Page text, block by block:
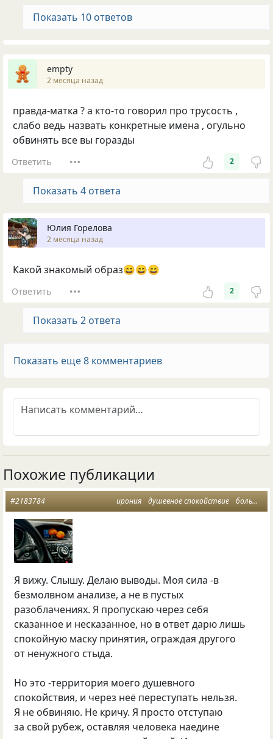
Показать 10 ответов
empty
2 месяца назад
правда-матка ? а кто-то говорил про трусость ,
слабо ведь назвать конкретные имена , огульно
обвинять все вы горазды
Ответить 2
Показать 4 ответа
Юлия Горелова
2 месяца назад
Какой знакомый образ😄😄😄
Ответить 2
Показать 2 ответа
Показать еще 8 комментариев
Похожие публикации
ирония душевное спокойствие большие ошибки
#2183784
Я вижу. Слышу. Делаю выводы. Моя сила -в
безмолвном анализе, а не в пустых
разоблачениях. Я пропускаю через себя
сказанное и несказанное, но в ответ дарю лишь
спокойную маску принятия, ограждая другого
от ненужного стыда.
Но это -территория моего душевного
спокойствия, и через неё переступать нельзя.
Я не обвиняю. Не кричу. Я просто отступаю
за свой рубеж, оставляя человека наедине